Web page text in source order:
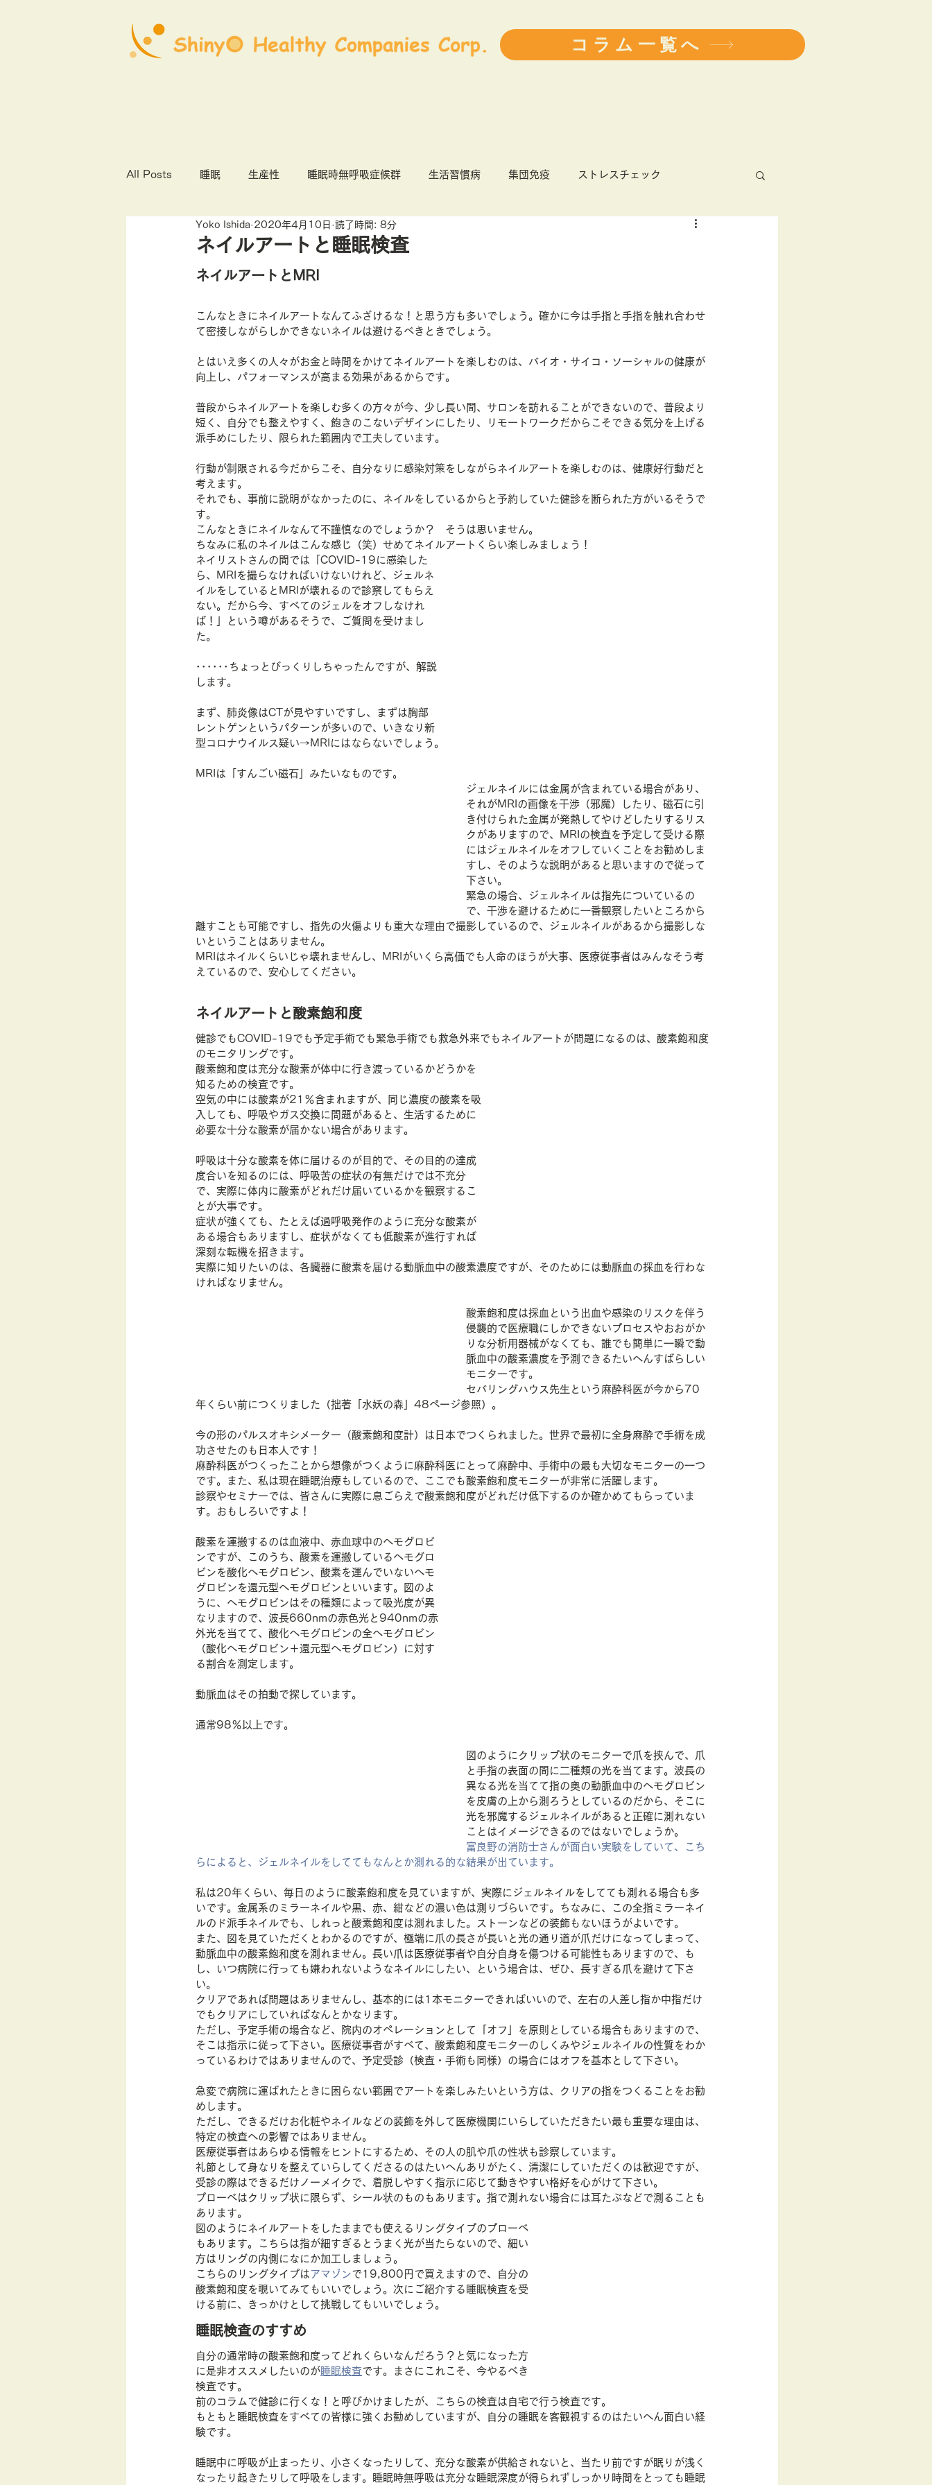
コラム一覧へ
All Posts 睡眠 生産性 睡眠時無呼吸症候群 生活習慣病 集団免疫 ストレスチェック
心理社会的安全性 COVID19 健康経営
ネイルアートと睡眠検査
Yoko Ishida 2020年4月10日 読了時間: 8分
ネイルアートとMRI
こんなときにネイルアートなんてふざけるな！と思う方も多いでしょう。確かに今は手指と手指を触れ合わせ
て密接しながらしかできないネイルは避けるべきときでしょう。
とはいえ多くの人々がお金と時間をかけてネイルアートを楽しむのは、バイオ・サイコ・ソーシャルの健康が
向上し、パフォーマンスが高まる効果があるからです。
普段からネイルアートを楽しむ多くの方々が今、少し長い間、サロンを訪れることができないので、普段より
短く、自分でも整えやすく、飽きのこないデザインにしたり、リモートワークだからこそできる気分を上げる
派手めにしたり、限られた範囲内で工夫しています。
行動が制限される今だからこそ、自分なりに感染対策をしながらネイルアートを楽しむのは、健康好行動だと
考えます。
それでも、事前に説明がなかったのに、ネイルをしているからと予約していた健診を断られた方がいるそうで
す。
こんなときにネイルなんて不謹慎なのでしょうか？　そうは思いません。
ちなみに私のネイルはこんな感じ（笑）せめてネイルアートくらい楽しみましょう！
ネイリストさんの間では「COVID-19に感染した
ら、MRIを撮らなければいけないけれど、ジェルネ
イルをしているとMRIが壊れるので診察してもらえ
ない。だから今、すべてのジェルをオフしなけれ
ば！」という噂があるそうで、ご質問を受けまし
た。
･･････ちょっとびっくりしちゃったんですが、解説
します。
まず、肺炎像はCTが見やすいですし、まずは胸部
レントゲンというパターンが多いので、いきなり新
型コロナウイルス疑い→MRIにはならないでしょう。
MRIは「すんごい磁石」みたいなものです。
ジェルネイルには金属が含まれている場合があり、
それがMRIの画像を干渉（邪魔）したり、磁石に引
き付けられた金属が発熱してやけどしたりするリス
クがありますので、MRIの検査を予定して受ける際
にはジェルネイルをオフしていくことをお勧めしま
すし、そのような説明があると思いますので従って
下さい。
緊急の場合、ジェルネイルは指先についているの
で、干渉を避けるために一番観察したいところから
離すことも可能ですし、指先の火傷よりも重大な理由で撮影しているので、ジェルネイルがあるから撮影しな
いということはありません。
MRIはネイルくらいじゃ壊れませんし、MRIがいくら高価でも人命のほうが大事、医療従事者はみんなそう考
えているので、安心してください。
ネイルアートと酸素飽和度
健診でもCOVID-19でも予定手術でも緊急手術でも救急外来でもネイルアートが問題になるのは、酸素飽和度
のモニタリングです。
酸素飽和度は充分な酸素が体中に行き渡っているかどうかを
知るための検査です。
空気の中には酸素が21％含まれますが、同じ濃度の酸素を吸
入しても、呼吸やガス交換に問題があると、生活するために
必要な十分な酸素が届かない場合があります。
呼吸は十分な酸素を体に届けるのが目的で、その目的の達成
度合いを知るのには、呼吸苦の症状の有無だけでは不充分
で、実際に体内に酸素がどれだけ届いているかを観察するこ
とが大事です。
症状が強くても、たとえば過呼吸発作のように充分な酸素が
ある場合もありますし、症状がなくても低酸素が進行すれば
深刻な転機を招きます。
実際に知りたいのは、各臓器に酸素を届ける動脈血中の酸素濃度ですが、そのためには動脈血の採血を行わな
ければなりません。
酸素飽和度は採血という出血や感染のリスクを伴う
侵襲的で医療職にしかできないプロセスやおおがか
りな分析用器械がなくても、誰でも簡単に一瞬で動
脈血中の酸素濃度を予測できるたいへんすばらしい
モニターです。
セバリングハウス先生という麻酔科医が今から70
年くらい前につくりました（拙著「水妖の森」48ページ参照）。
今の形のパルスオキシメーター（酸素飽和度計）は日本でつくられました。世界で最初に全身麻酔で手術を成
功させたのも日本人です！
麻酔科医がつくったことから想像がつくように麻酔科医にとって麻酔中、手術中の最も大切なモニターの一つ
です。また、私は現在睡眠治療もしているので、ここでも酸素飽和度モニターが非常に活躍します。
診察やセミナーでは、皆さんに実際に息ごらえで酸素飽和度がどれだけ低下するのか確かめてもらっていま
す。おもしろいですよ！
酸素を運搬するのは血液中、赤血球中のヘモグロビ
ンですが、このうち、酸素を運搬しているヘモグロ
ビンを酸化ヘモグロビン、酸素を運んでいないヘモ
グロビンを還元型ヘモグロビンといいます。図のよ
うに、ヘモグロビンはその種類によって吸光度が異
なりますので、波長660nmの赤色光と940nmの赤
外光を当てて、酸化ヘモグロビンの全ヘモグロビン
（酸化ヘモグロビン＋還元型ヘモグロビン）に対す
る割合を測定します。
動脈血はその拍動で探しています。
通常98％以上です。
図のようにクリップ状のモニターで爪を挟んで、爪
と手指の表面の間に二種類の光を当てます。波長の
異なる光を当てて指の奥の動脈血中のヘモグロビン
を皮膚の上から測ろうとしているのだから、そこに
光を邪魔するジェルネイルがあると正確に測れない
ことはイメージできるのではないでしょうか。
富良野の消防士さんが面白い実験をしていて、こち
らによると、ジェルネイルをしててもなんとか測れる的な結果が出ています。
私は20年くらい、毎日のように酸素飽和度を見ていますが、実際にジェルネイルをしてても測れる場合も多
いです。金属系のミラーネイルや黒、赤、紺などの濃い色は測りづらいです。ちなみに、この全指ミラーネイ
ルのド派手ネイルでも、しれっと酸素飽和度は測れました。ストーンなどの装飾もないほうがよいです。
また、図を見ていただくとわかるのですが、極端に爪の長さが長いと光の通り道が爪だけになってしまって、
動脈血中の酸素飽和度を測れません。長い爪は医療従事者や自分自身を傷つける可能性もありますので、も
し、いつ病院に行っても嫌われないようなネイルにしたい、という場合は、ぜひ、長すぎる爪を避けて下さ
い。
クリアであれば問題はありませんし、基本的には1本モニターできればいいので、左右の人差し指か中指だけ
でもクリアにしていればなんとかなります。
ただし、予定手術の場合など、院内のオペレーションとして「オフ」を原則としている場合もありますので、
そこは指示に従って下さい。医療従事者がすべて、酸素飽和度モニターのしくみやジェルネイルの性質をわか
っているわけではありませんので、予定受診（検査・手術も同様）の場合にはオフを基本として下さい。
急変で病院に運ばれたときに困らない範囲でアートを楽しみたいという方は、クリアの指をつくることをお勧
めします。
ただし、できるだけお化粧やネイルなどの装飾を外して医療機関にいらしていただきたい最も重要な理由は、
特定の検査への影響ではありません。
医療従事者はあらゆる情報をヒントにするため、その人の肌や爪の性状も診察しています。
礼節として身なりを整えていらしてくださるのはたいへんありがたく、清潔にしていただくのは歓迎ですが、
受診の際はできるだけノーメイクで、着脱しやすく指示に応じて動きやすい格好を心がけて下さい。
プローベはクリップ状に限らず、シール状のものもあります。指で測れない場合には耳たぶなどで測ることも
あります。
図のようにネイルアートをしたままでも使えるリングタイプのプローベ
もあります。こちらは指が細すぎるとうまく光が当たらないので、細い
方はリングの内側になにか加工しましょう。
こちらのリングタイプは アマゾンで19,800円で買えますので、自分の
酸素飽和度を覗いてみてもいいでしょう。次にご紹介する睡眠検査を受
ける前に、きっかけとして挑戦してもいいでしょう。
睡眠検査のすすめ
自分の通常時の酸素飽和度ってどれくらいなんだろう？と気になった方
に是非オススメしたいのが睡眠検査です。まさにこれこそ、今やるべき
検査です。
前のコラムで健診に行くな！と呼びかけましたが、こちらの検査は自宅で行う検査です。
もともと睡眠検査をすべての皆様に強くお勧めしていますが、自分の睡眠を客観視するのはたいへん面白い経
験です。
睡眠中に呼吸が止まったり、小さくなったりして、充分な酸素が供給されないと、当たり前ですが眠りが浅く
なったり起きたりして呼吸をします。睡眠時無呼吸は充分な睡眠深度が得られずしっかり時間をとっても睡眠